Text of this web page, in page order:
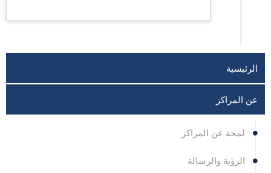
الرئيسية
عن المراكز
لمحة عن المراكز
الرؤية والرسالة